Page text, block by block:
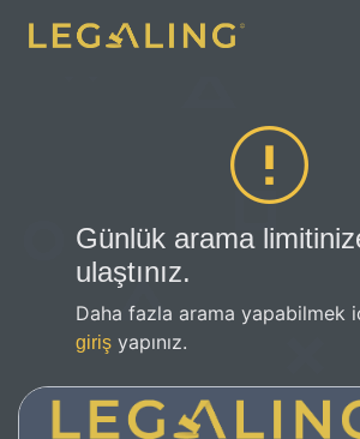
Günlük arama
ulaştınız.
Daha fazla arama yapabilmek
giriş yapınız.